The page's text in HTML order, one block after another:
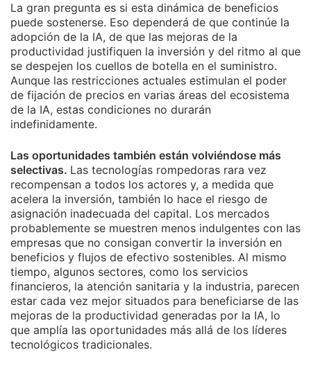
La gran pregunta es si esta dinámica de beneficios
puede sostenerse. Eso dependerá de que continúe la
adopción de la IA, de que las mejoras de la
productividad justifiquen la inversión y del ritmo al que
se despejen los cuellos de botella en el suministro.
Aunque las restricciones actuales estimulan el poder
de fijación de precios en varias áreas del ecosistema
de la IA, estas condiciones no durarán
indefinidamente.
Las oportunidades también están volviéndose más
selectivas. Las tecnologías rompedoras rara vez
recompensan a todos los actores y, a medida que
acelera la inversión, también lo hace el riesgo de
asignación inadecuada del capital. Los mercados
probablemente se muestren menos indulgentes con las
empresas que no consigan convertir la inversión en
beneficios y flujos de efectivo sostenibles. Al mismo
tiempo, algunos sectores, como los servicios
financieros, la atención sanitaria y la industria, parecen
estar cada vez mejor situados para beneficiarse de las
mejoras de la productividad generadas por la IA, lo
que amplía las oportunidades más allá de los líderes
tecnológicos tradicionales.